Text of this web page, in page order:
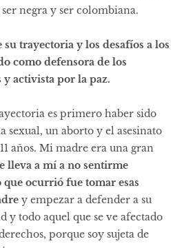
ser negra y ser colombiana.
su trayectoria y los desafíos a los
como defensora de los
activista por la paz.
es primero haber sido
sexual, un aborto y el asesinato
años. Mi madre era una gran
lleva a mí a no sentirme
ocurrió fue tomar esas
y empezar a defender a su
y todo aquel que se ve afectado
porque soy sujeta de